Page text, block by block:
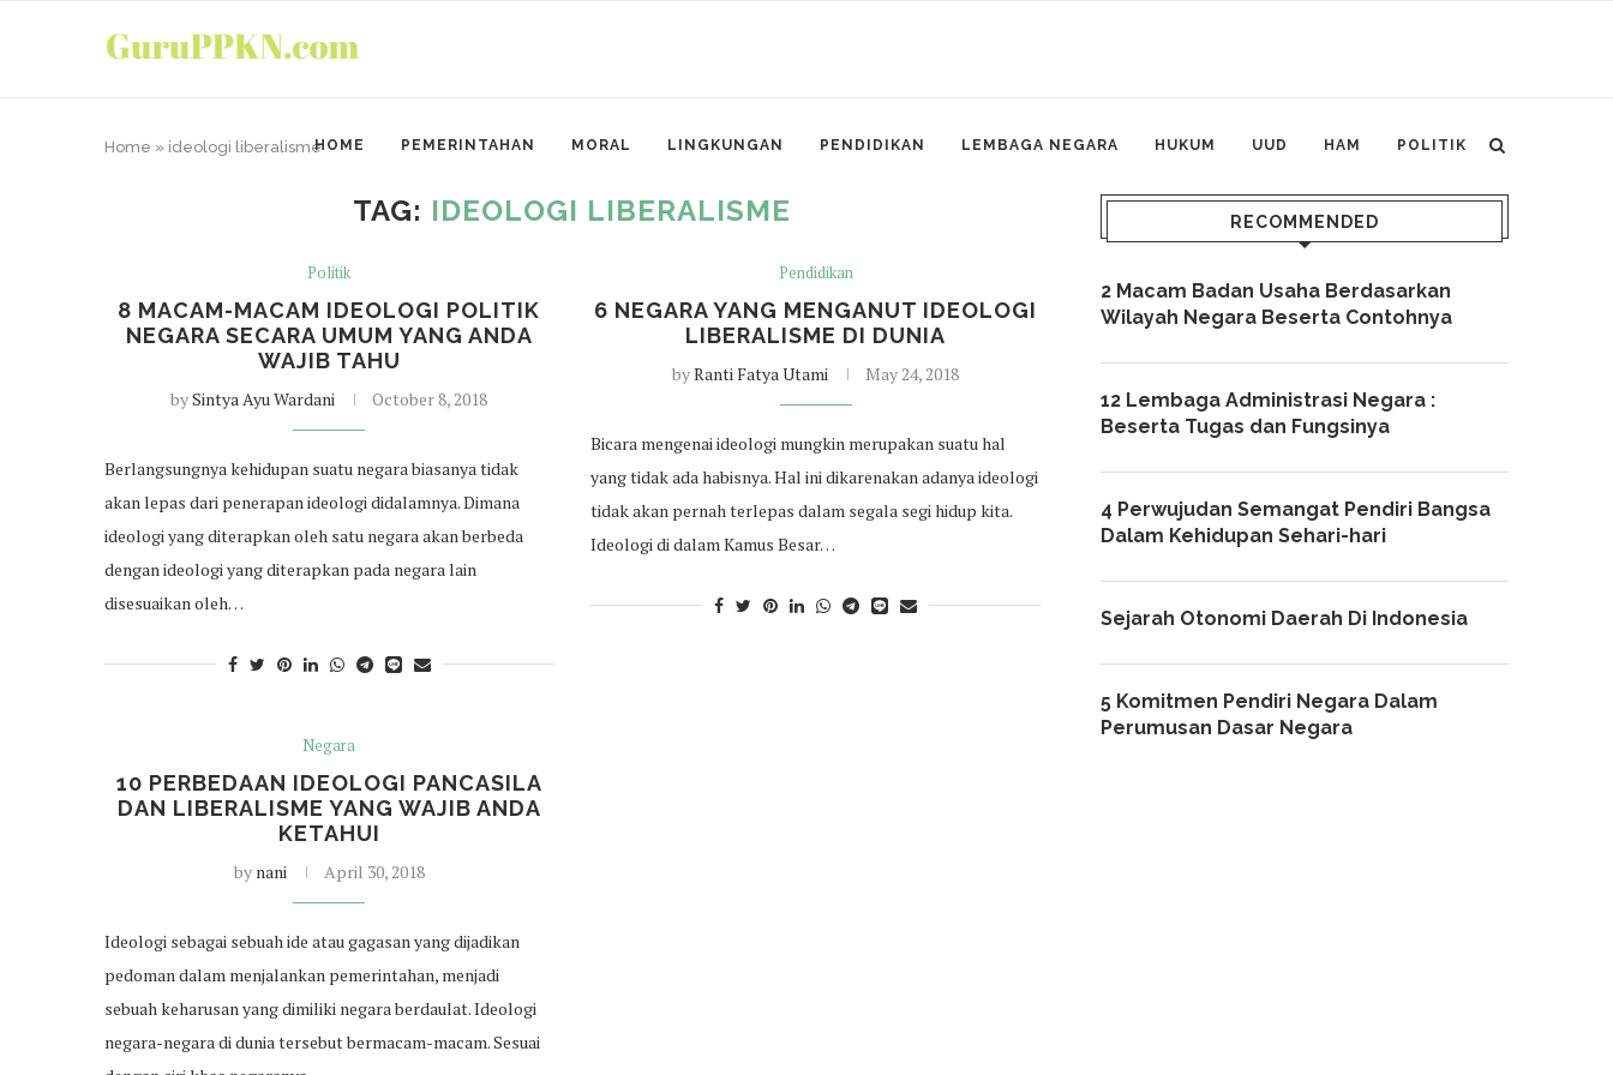
HOME PEMERINTAHAN MORAL LINGKUNGAN PENDIDIKAN LEMBAGA NEGARA HUKUM UUD HAM POLITIK
Home » ideologi liberalisme
TAG: IDEOLOGI LIBERALISME
Politik
8 MACAM-MACAM IDEOLOGI POLITIK
NEGARA SECARA UMUM YANG ANDA
WAJIB TAHU
bySintya Ayu Wardani October 8, 2018
Berlangsungnya kehidupan suatu negara biasanya tidak
akan lepas dari penerapan ideologi didalamnya. Dimana
ideologi yang diterapkan oleh satu negara akan berbeda
dengan ideologi yang diterapkan pada negara lain
disesuaikan oleh…
Pendidikan
6 NEGARA YANG MENGANUT IDEOLOGI
LIBERALISME DI DUNIA
byRanti Fatya Utami May 24, 2018
Bicara mengenai ideologi mungkin merupakan suatu hal
yang tidak ada habisnya. Hal ini dikarenakan adanya ideologi
tidak akan pernah terlepas dalam segala segi hidup kita.
Ideologi di dalam Kamus Besar…
Negara
10 PERBEDAAN IDEOLOGI PANCASILA
DAN LIBERALISME YANG WAJIB ANDA
KETAHUI
by nani April 30, 2018
Ideologi sebagai sebuah ide atau gagasan yang dijadikan
pedoman dalam menjalankan pemerintahan, menjadi
sebuah keharusan yang dimiliki negara berdaulat. Ideologi
negara-negara di dunia tersebut bermacam-macam. Sesuai
RECOMMENDED
2 Macam Badan Usaha Berdasarkan
Wilayah Negara Beserta Contohnya
12 Lembaga Administrasi Negara :
Beserta Tugas dan Fungsinya
4 Perwujudan Semangat Pendiri Bangsa
Dalam Kehidupan Sehari-hari
Sejarah Otonomi Daerah Di Indonesia
5 Komitmen Pendiri Negara Dalam
Perumusan Dasar Negara